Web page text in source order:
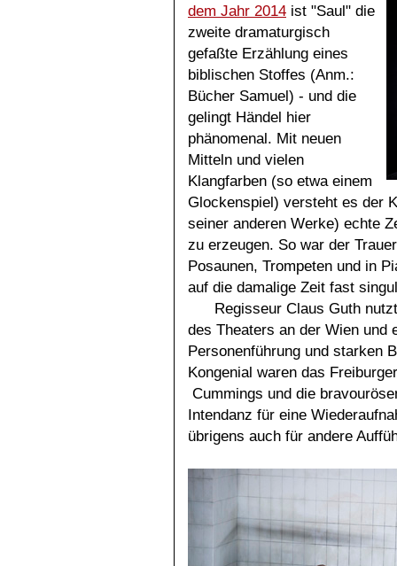
dem Jahr 2014 ist "Saul" die
zweite dramaturgisch
gefaßte Erzählung eines
biblischen Stoffes (Anm.:
Bücher Samuel) - und die
gelingt Händel hier
phänomenal. Mit neuen
Mitteln und vielen
Klangfarben (so etwa einem
Glockenspiel) versteht es der
seiner anderen Werke) echte
zu erzeugen. So war der
Posaunen, Trompeten und in
auf die damalige Zeit fast
Regisseur Claus Guth
des Theaters an der Wien und
Personenführung und starken
Kongenial waren das
Cummings und die
Intendanz für eine
übrigens auch für andere